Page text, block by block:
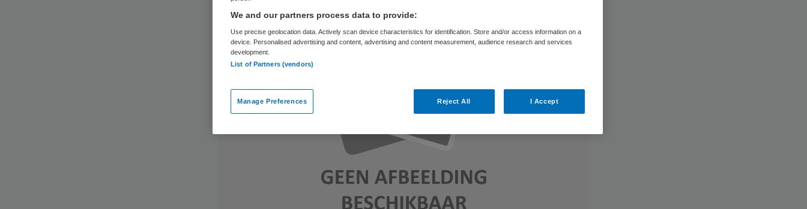
We and our partners process data to provide:
Use precise geolocation data. Actively scan device characteristics for identification. Store and/or access information on a
device. Personalised advertising and content, advertising and content measurement, audience research and services
development.
List of Partners (vendors)
Manage Preferences Reject All I Accept